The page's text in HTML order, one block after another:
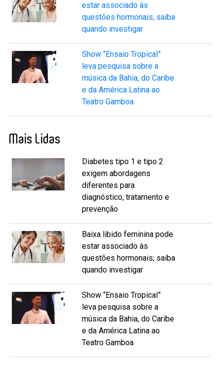
estar associado às
questões hormonais; saiba
quando investigar
Show “Ensaio Tropical”
leva pesquisa sobre a
música da Bahia, do Caribe
e da América Latina ao
Teatro Gamboa
Mais Lidas
Diabetes tipo 1 e tipo 2
exigem abordagens
diferentes para
diagnóstico, tratamento e
prevenção
Baixa libido feminina pode
estar associado às
questões hormonais; saiba
quando investigar
Show “Ensaio Tropical”
leva pesquisa sobre a
música da Bahia, do Caribe
e da América Latina ao
Teatro Gamboa